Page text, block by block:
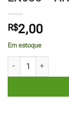
R$2,00
Em estoque
EN035 - Areia